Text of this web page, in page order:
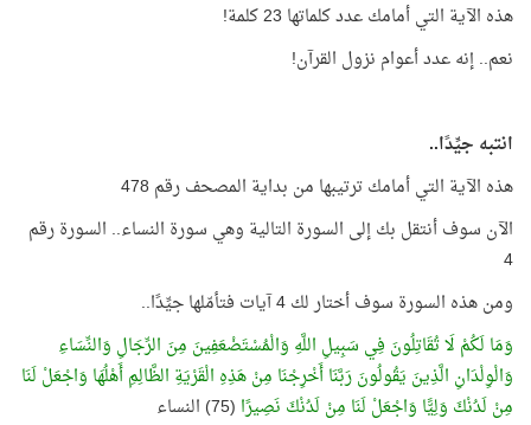
هذه الآية التي أمامك عدد كلماتها 23 كلمة!
نعم.. إنه عدد أعوام نزول القرآن!
انتبه جيِّدًا..
هذه الآية التي أمامك ترتيبها من بداية المصحف رقم 478
الآن سوف أنتقل بك إلى السورة التالية وهي سورة النساء.. السورة رقم
4
ومن هذه السورة سوف أختار لك 4 آيات فتأمّلها جيِّدًا..
وَمَا لَكُمْ لَا تُقَاتِلُونَ فِي سَبِيلِ اللَّهِ وَالْمُسْتَضْعَفِينَ مِنَ الرِّجَالِ وَالنِّسَاءِ
وَالْوِلْدَانِ الَّذِينَ يَقُولُونَ رَبَّنَا أَخْرِجْنَا مِنْ هَذِهِ الْقَرْيَةِ الظَّالِمِ أَهْلُهَا وَاجْعَلْ لَنَا
مِنْ لَدُنْكَ وَلِيًّا وَاجْعَلْ لَنَا مِنْ لَدُنْكَ نَصِيرًا (75) النساء